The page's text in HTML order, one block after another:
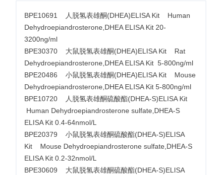
BPE10691 人脱氢表雄酮(DHEA)ELISA Kit Human
Dehydroepiandrosterone,DHEA ELISA Kit 20-
3200ng/ml
BPE30370 大鼠脱氢表雄酮(DHEA)ELISA Kit Rat
Dehydroepiandrosterone,DHEA ELISA Kit 5-800ng/ml
BPE20486 小鼠脱氢表雄酮(DHEA)ELISA Kit Mouse
Dehydroepiandrosterone,DHEA ELISA Kit 5-800ng/ml
BPE10720 人脱氢表雄酮硫酸酯(DHEA-S)ELISA Kit
Human Dehydroepiandrosterone sulfate,DHEA-S
ELISA Kit 0.4-64nmol/L
BPE20379 小鼠脱氢表雄酮硫酸酯(DHEA-S)ELISA
Kit Mouse Dehydroepiandrosterone sulfate,DHEA-S
ELISA Kit 0.2-32nmol/L
BPE30609 大鼠脱氢表雄酮硫酸酯(DHEA-S)ELISA